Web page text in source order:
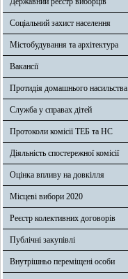
Соціальний захист населення
Містобудування та архітектура
Вакансії
Протидія домашнього насильства
Служба у справах дітей
Протоколи комісії ТЕБ та НС
Діяльність спостережної комісії
Оцінка впливу на довкілля
Місцеві вибори 2020
Реєстр колективних договорів
Публічні закупівлі
Внутрішньо переміщені особи